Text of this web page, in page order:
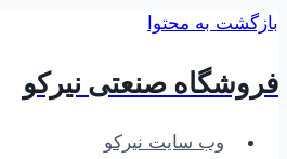
بازگشت به محتوا
فروشگاه صنعتی نیرکو
وب سایت نیرکو